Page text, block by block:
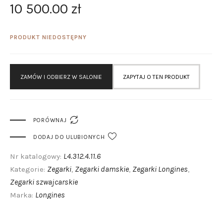
10 500.00 zł
PRODUKT NIEDOSTĘPNY
ZAMÓW I ODBIERZ W SALONIE ZAPYTAJ O TEN PRODUKT
PORÓWNAJ 
DODAJ DO ULUBIONYCH
Nr katalogowy: L4.312.4.11.6
Kategorie: Zegarki, Zegarki damskie, Zegarki Longines,
Zegarki szwajcarskie
Marka: Longines